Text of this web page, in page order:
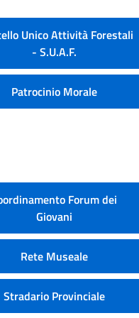
Unico Attività Forestali
- S.U.A.F.
Patrocinio Morale
Forum dei
Giovani
Rete Museale
Stradario Provinciale